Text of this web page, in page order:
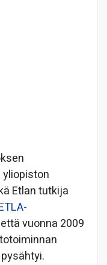
Etlan tutkija
vuonna 2009